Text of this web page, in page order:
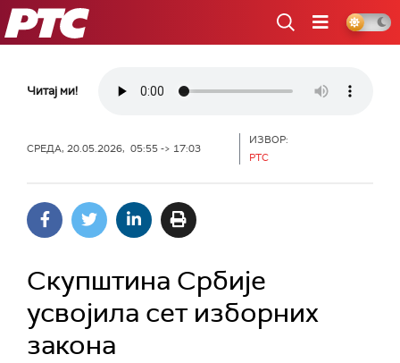
РТС
Читај ми!
СРЕДА, 20.05.2026, 05:55 -> 17:03
ИЗВОР:
РТС
Скупштина Србије
усвојила сет изборних
закона